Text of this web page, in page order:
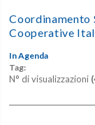
Coordinamento
Cooperative
In Agenda
Tag:
N° di visualizzazioni